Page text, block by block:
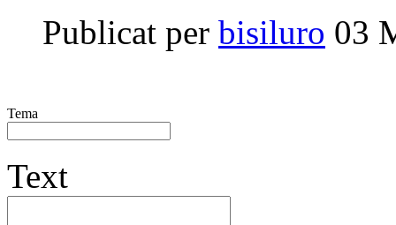
Publicat per bisiluro 03
Tema
Text